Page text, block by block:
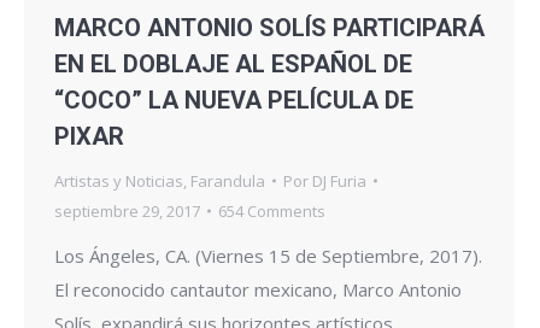
MARCO ANTONIO SOLÍS PARTICIPARÁ
EN EL DOBLAJE AL ESPAÑOL DE
“COCO” LA NUEVA PELÍCULA DE
PIXAR
Artistas y Noticias Farandula Por DJ Furia
septiembre 29, 2017
654 Comments
Los Ángeles, CA. (Viernes 15 de Septiembre, 2017).
El reconocido cantautor mexicano, Marco Antonio
Solís, expandirá sus horizontes artísticos